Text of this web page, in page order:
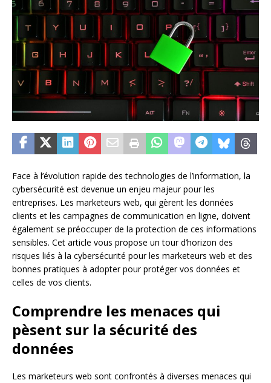
Face à l’évolution rapide des technologies de l’information, la
cybersécurité est devenue un enjeu majeur pour les
entreprises. Les marketeurs web, qui gèrent les données
clients et les campagnes de communication en ligne, doivent
également se préoccuper de la protection de ces informations
sensibles. Cet article vous propose un tour d’horizon des
risques liés à la cybersécurité pour les marketeurs web et des
bonnes pratiques à adopter pour protéger vos données et
celles de vos clients.
Comprendre les menaces qui
pèsent sur la sécurité des
données
Les marketeurs web sont confrontés à diverses menaces qui